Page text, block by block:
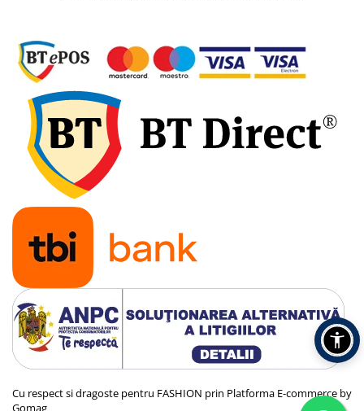
Cu respect si dragoste pentru FASHION prin Platforma E-commerce by